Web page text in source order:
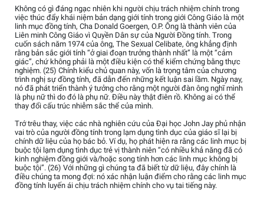
Không có gì đáng ngạc nhiên khi người chịu trách nhiệm chính trong
việc thúc đẩy khái niệm bản dạng giới tính trong giới Công Giáo là một
linh mục đồng tính, Cha Donald Goergen, O.P. Ông là thành viên của
Liên minh Công Giáo vì Quyền Dân sự của Người Đồng tính. Trong
cuốn sách năm 1974 của ông, The Sexual Celibate, ông khẳng định
rằng bản sắc giới tính “ở giai đoạn trưởng thành nhất” là một “cảm
giác”, chứ không phải là một điều kiện có thể kiểm chứng bằng thực
nghiệm. (25) Chính kiểu chủ quan này, vốn là trọng tâm của chương
trình nghị sự đồng tính, đã dẫn đến những kết luận sai lầm. Ngày nay,
nó đã phát triển thành ý tưởng cho rằng một người đàn ông nghĩ mình
là phụ nữ thì do đó là phụ nữ. Điều này thật điên rồ. Không ai có thể
thay đổi cấu trúc nhiễm sắc thể của mình.
Trớ trêu thay, việc các nhà nghiên cứu của Đại học John Jay phủ nhận
vai trò của người đồng tính trong lạm dụng tình dục của giáo sĩ lại bị
chính dữ liệu của họ bác bỏ. Ví dụ, họ phát hiện ra rằng các linh mục bị
buộc tội lạm dụng tình dục trẻ vị thành niên “có nhiều khả năng đã có
kinh nghiệm đồng giới và/hoặc song tính hơn các linh mục không bị
buộc tội”. (26) Với những gì chúng ta đã biết từ dữ liệu, đây chính là
điều chúng ta mong đợi: nó xác nhận luận điểm cho rằng các linh mục
đồng tính luyến ái chịu trách nhiệm chính cho vụ tai tiếng này.